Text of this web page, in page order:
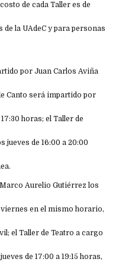
de cada Taller es de
la UAdeC y para personas
por Juan Carlos Aviña
Canto será impartido por
horas; el Taller de
jueves de 16:00 a 20:00
Aurelio Gutiérrez los
en el mismo horario,
el Taller de Teatro a cargo
de 17:00 a 19:15 horas,